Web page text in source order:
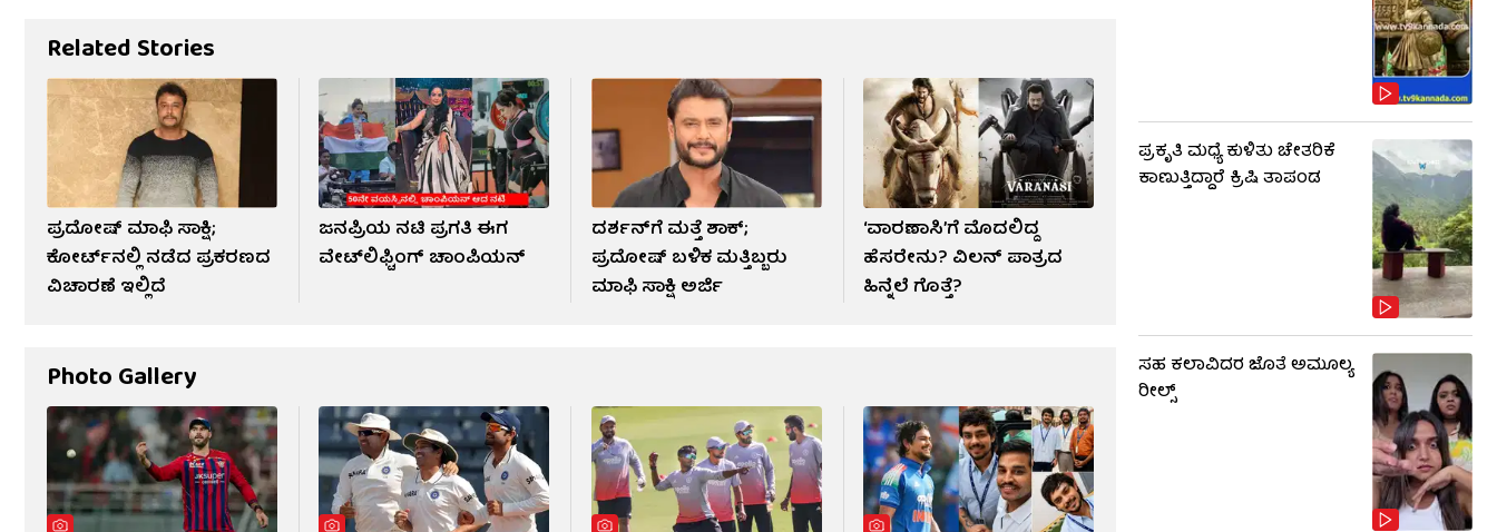
Related Stories
ಪ್ರದೋಷ್ ಮಾಫಿ ಸಾಕ್ಷಿ;
ಕೋರ್ಟ್​​ನಲ್ಲಿ ನಡೆದ ಪ್ರಕರಣದ
ವಿಚಾರಣೆ ಇಲ್ಲಿದೆ
ಜನಪ್ರಿಯ ನಟಿ ಪ್ರಗತಿ ಈಗ
ವೇಟ್​​ಲಿಫ್ಟಿಂಗ್ ಚಾಂಪಿಯನ್
ದರ್ಶನ್​​ಗೆ ಮತ್ತೆ ಶಾಕ್;
ಪ್ರದೋಷ್ ಬಳಿಕ ಮತ್ತಿಬ್ಬರು
ಮಾಫಿ ಸಾಕ್ಷಿ ಅರ್ಜಿ
‘ವಾರಣಾಸಿ’ಗೆ ಮೊದಲಿದ್ದ
ಹೆಸರೇನು? ವಿಲನ್ ಪಾತ್ರದ
ಹಿನ್ನೆಲೆ ಗೊತ್ತೆ?
Photo Gallery
ಪ್ರಕೃತಿ ಮಧ್ಯೆ ಕುಳಿತು ಚೇತರಿಕೆ
ಕಾಣುತ್ತಿದ್ದಾರೆ ಕ್ರಿಷಿ ತಾಪಂಡ
ಸಹ ಕಲಾವಿದರ ಜೊತೆ ಅಮೂಲ್ಯ
ರೀಲ್ಸ್